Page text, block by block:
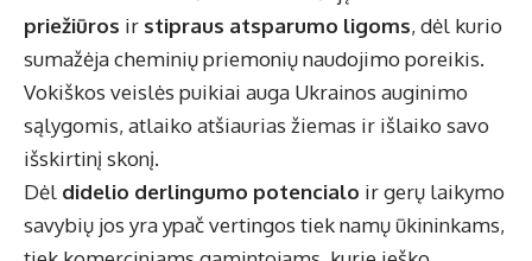
priežiūros ir stipraus atsparumo ligoms, dėl kurio
sumažėja cheminių priemonių naudojimo poreikis.
Vokiškos veislės puikiai auga Ukrainos auginimo
sąlygomis, atlaiko atšiaurias žiemas ir išlaiko savo
išskirtinį skonį.
Dėl didelio derlingumo potencialo ir gerų laikymo
savybių jos yra ypač vertingos tiek namų ūkininkams,